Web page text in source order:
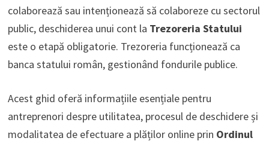
colaborează sau intenționează să colaboreze cu sectorul
public, deschiderea unui cont la Trezoreria Statului
este o etapă obligatorie. Trezoreria funcționează ca
banca statului român, gestionând fondurile publice.
Acest ghid oferă informațiile esențiale pentru
antreprenori despre utilitatea, procesul de deschidere și
modalitatea de efectuare a plăților online prin Ordinul